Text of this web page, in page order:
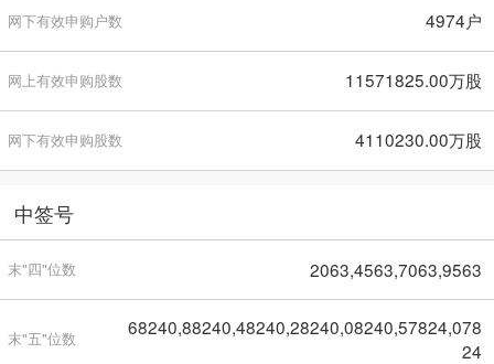
网下有效申购户数 4974户
网上有效申购股数 11571825.00万股
网下有效申购股数 4110230.00万股
中签号
末"四"位数 2063,4563,7063,9563
末"五"位数
68240,88240,48240,28240,08240,57824,078
24